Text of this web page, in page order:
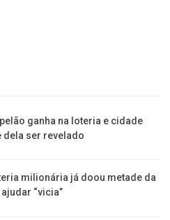
ganha na loteria e cidade
dela ser revelado
milionária já doou metade da
“vicia”